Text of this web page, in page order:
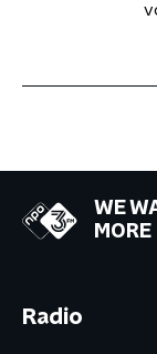
WE
MORE
Radio